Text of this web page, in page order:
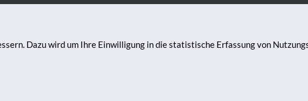
Dazu wird um Ihre Einwilligung in die statistische Erfassung von